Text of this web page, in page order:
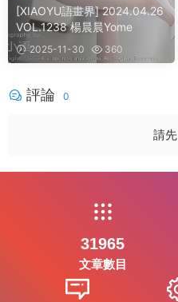
[XIAOYU語畫界] 2024.04.26
VOL.1238 楊晨晨Yome
2025-11-30 360
評論 0
請先
31965
文章數目